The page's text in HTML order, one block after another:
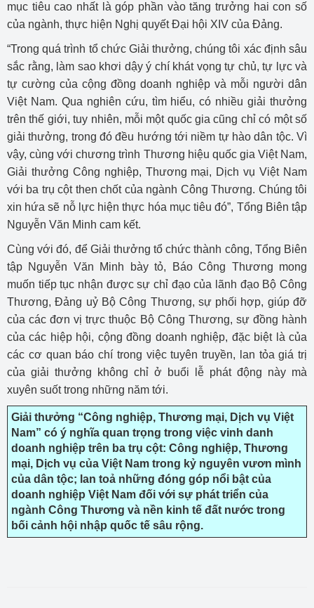
mục tiêu cao nhất là góp phần vào tăng trưởng hai con số
của ngành, thực hiện Nghị quyết Đại hội XIV của Đảng.
“Trong quá trình tổ chức Giải thưởng, chúng tôi xác định sâu
sắc rằng, làm sao khơi dậy ý chí khát vọng tự chủ, tự lực và
tự cường của cộng đồng doanh nghiệp và mỗi người dân
Việt Nam. Qua nghiên cứu, tìm hiểu, có nhiều giải thưởng
trên thế giới, tuy nhiên, mỗi một quốc gia cũng chỉ có một số
giải thưởng, trong đó đều hướng tới niềm tự hào dân tộc. Vì
vậy, cùng với chương trình Thương hiệu quốc gia Việt Nam,
Giải thưởng Công nghiệp, Thương mại, Dịch vụ Việt Nam
với ba trụ cột then chốt của ngành Công Thương. Chúng tôi
xin hứa sẽ nỗ lực hiện thực hóa mục tiêu đó”, Tổng Biên tập
Nguyễn Văn Minh cam kết.
Cùng với đó, để Giải thưởng tổ chức thành công, Tổng Biên
tập Nguyễn Văn Minh bày tỏ, Báo Công Thương mong
muốn tiếp tục nhận được sự chỉ đạo của lãnh đạo Bộ Công
Thương, Đảng uỷ Bộ Công Thương, sự phối hợp, giúp đỡ
của các đơn vị trực thuộc Bộ Công Thương, sự đồng hành
của các hiệp hội, cộng đồng doanh nghiệp, đặc biệt là của
các cơ quan báo chí trong việc tuyên truyền, lan tỏa giá trị
của giải thưởng không chỉ ở buổi lễ phát động này mà
xuyên suốt trong những năm tới.
Giải thưởng “Công nghiệp, Thương mại, Dịch vụ Việt
Nam” có ý nghĩa quan trọng trong việc vinh danh
doanh nghiệp trên ba trụ cột: Công nghiệp, Thương
mại, Dịch vụ của Việt Nam trong kỷ nguyên vươn mình
của dân tộc; lan toả những đóng góp nổi bật của
doanh nghiệp Việt Nam đối với sự phát triển của
ngành Công Thương và nền kinh tế đất nước trong
bối cảnh hội nhập quốc tế sâu rộng.